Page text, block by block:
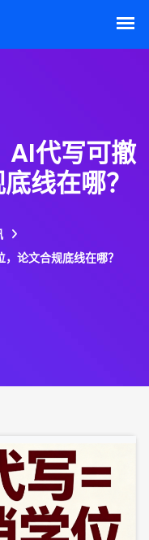
AI代写可撤
线在哪？
论文合规底线在哪？